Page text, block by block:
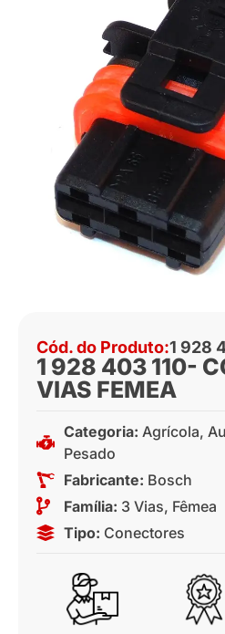
Cód. do Produto:1 928
1 928 403 110-
VIAS FEMEA
Categoria: Agrícola,
Pesado
Fabricante: Bosch
Família: 3 Vias, Fêmea
Tipo: Conectores